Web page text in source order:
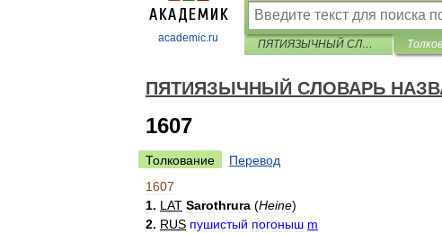
academic.ru ПЯТИЯЗЫЧНЫЙ СЛОВАРЬ НАЗВАНИЙ ЖИВОТНЫХ — птицы
ПЯТИЯЗЫЧНЫЙ СЛОВАРЬ
1607
Толкование
Перевод
1607
1. LAT Sarothrura (Heine)
2. RUS пушистый погоныш m